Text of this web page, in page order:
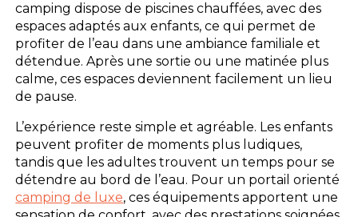
camping dispose de piscines chauffées, avec des
espaces adaptés aux enfants, ce qui permet de
profiter de l’eau dans une ambiance familiale et
détendue. Après une sortie ou une matinée plus
calme, ces espaces deviennent facilement un lieu
de pause.
L’expérience reste simple et agréable. Les enfants
peuvent profiter de moments plus ludiques,
tandis que les adultes trouvent un temps pour se
détendre au bord de l’eau. Pour un portail orienté
camping de luxe, ces équipements apportent une